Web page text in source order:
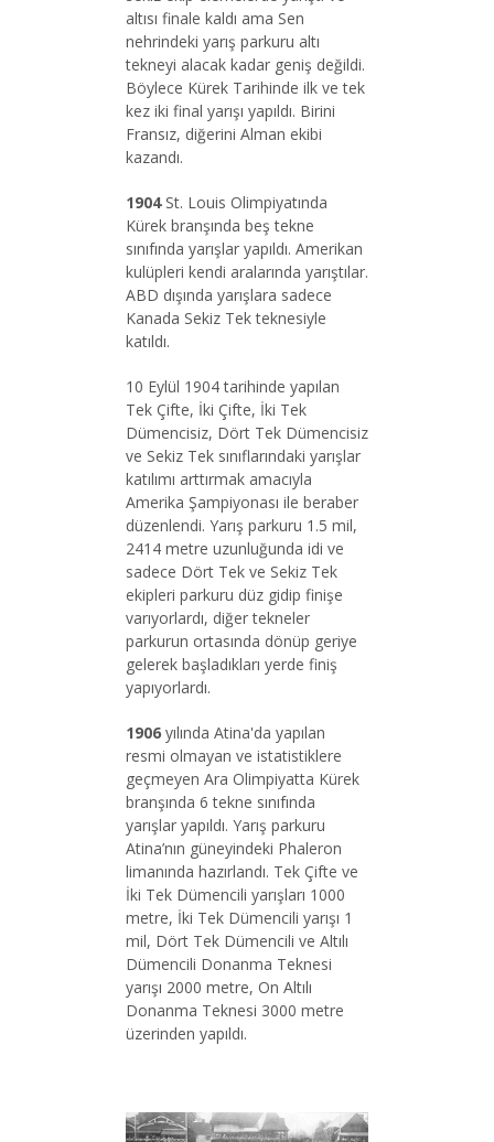
altısı finale kaldı ama Sen
nehrindeki yarış parkuru altı
tekneyi alacak kadar geniş değildi.
Böylece Kürek Tarihinde ilk ve tek
kez iki final yarışı yapıldı. Birini
Fransız, diğerini Alman ekibi
kazandı.
1904St. Louis Olimpiyatında
Kürek branşında beş tekne
sınıfında yarışlar yapıldı. Amerikan
kulüpleri kendi aralarında yarıştılar.
ABD dışında yarışlara sadece
Kanada Sekiz Tek teknesiyle
katıldı.
10 Eylül 1904 tarihinde yapılan
Tek Çifte, İki Çifte, İki Tek
Dümencisiz, Dört Tek Dümencisiz
ve Sekiz Tek sınıflarındaki yarışlar
katılımı arttırmak amacıyla
Amerika Şampiyonası ile beraber
düzenlendi. Yarış parkuru 1.5 mil,
2414 metre uzunluğunda idi ve
sadece Dört Tek ve Sekiz Tek
ekipleri parkuru düz gidip finişe
varıyorlardı, diğer tekneler
parkurun ortasında dönüp geriye
gelerek başladıkları yerde finiş
yapıyorlardı.
1906 yılında Atina'da yapılan
resmi olmayan ve istatistiklere
geçmeyen Ara Olimpiyatta Kürek
branşında 6 tekne sınıfında
yarışlar yapıldı. Yarış parkuru
Atina’nın güneyindeki Phaleron
limanında hazırlandı. Tek Çifte ve
İki Tek Dümencili yarışları 1000
metre, İki Tek Dümencili yarışı 1
mil, Dört Tek Dümencili ve Altılı
Dümencili Donanma Teknesi
yarışı 2000 metre, On Altılı
Donanma Teknesi 3000 metre
üzerinden yapıldı.